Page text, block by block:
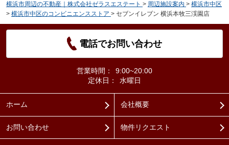
横浜市周辺の不動産｜株式会社ゼラスエステート > 周辺施設案内 > 横浜市中区
> 横浜市中区のコンビニエンスストア > セブンイレブン 横浜本牧三渓園店
電話でお問い合わせ
営業時間：
9:00~20:00
定休日：
水曜日
ホーム 会社概要
お問い合わせ 物件リクエスト